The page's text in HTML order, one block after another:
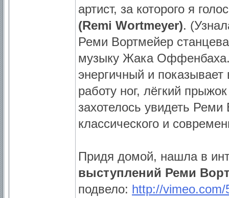
артист, за которого я
(Remi Wortmeyer).
Реми Вортмейер
музыку Жака
энергичный и
работу ног, лёгкий
захотелось увидеть
классического и
Придя домой, нашла в
выступлений Реми
подвело: http://vimeo.com/